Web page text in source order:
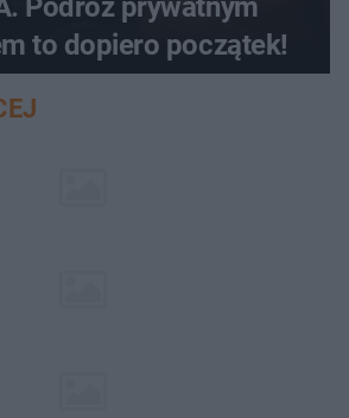
to dopiero początek!